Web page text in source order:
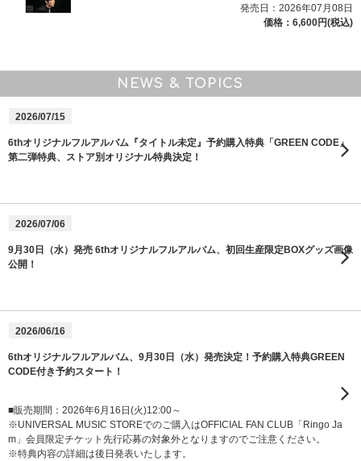
発売日：2026年07月08日
価格：6,600円(税込)
NEWS & TOPICS
2026/07/15
6thオリジナルフルアルバム『タイトル未定』予約購入特典「GREEN CODE」
第二弾特典、ストア別オリジナル特典決定！
2026/07/06
9月30日（水）発売 6thオリジナルフルアルバム、初回生産限定BOXグッズ画像
公開！
2026/06/16
6thオリジナルフルアルバム、9月30日（水）発売決定！予約購入特典GREEN
CODE付き予約スタート！
■販売期間：2026年6月16日(火)12:00～
※UNIVERSAL MUSIC STOREでのご購入はOFFICIAL FAN CLUB「Ringo Ja
m」会員限定チケット先行応募の対象外となりますのでご注意ください。
※特典内容の詳細は後日発表いたします。